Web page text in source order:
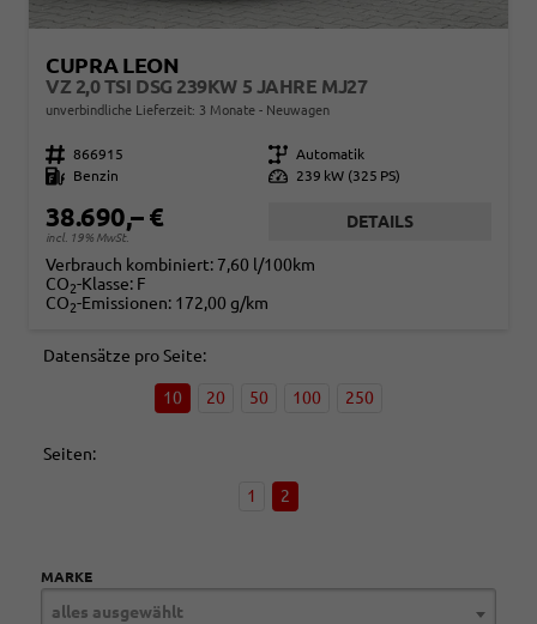
CUPRA LEON
VZ 2,0 TSI DSG 239KW 5 JAHRE MJ27
unverbindliche Lieferzeit: 3 Monate Neuwagen
Fahrzeugnr. 866915 Getriebe Automatik
Kraftstoff
Benzin Leistung 239 kW (325 PS)
38.690,– €
incl. 19% MwSt.
DETAILS
Verbrauch kombiniert: 7,60 l/100km
CO2-Klasse: F
CO2-Emissionen: 172,00 g/km
Datensätze pro Seite:
10 20 50 100 250
Seiten:
1 2
MARKE
alles ausgewählt